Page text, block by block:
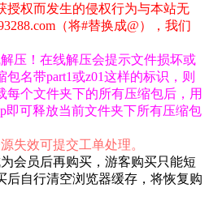
授权而发生的侵权行为与本站无
（将#替换成@），我们
压！在线解压会提示文件损坏或
名带part1或z01这样的标识，则
每个文件夹下的所有压缩包后，用
即可释放当前文件夹下所有压缩包
失效可提交工单处理。
会员后再购买，游客购买只能短
后自行清空浏览器缓存，将恢复购